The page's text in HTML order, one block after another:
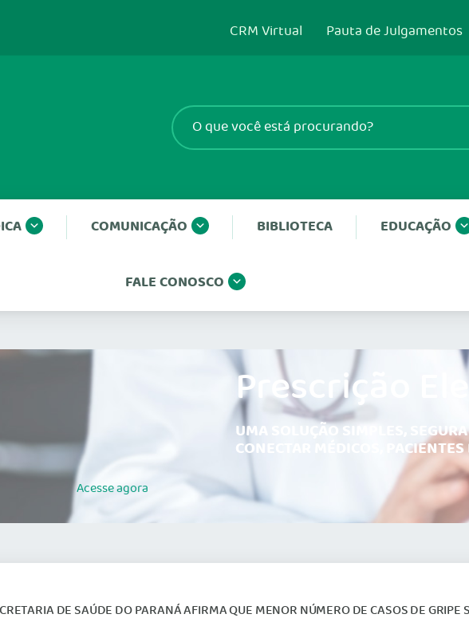
CRM Virtual Pauta de Julgamentos
COMUNICAÇÃO BIBLIOTECA EDUCAÇÃO
FALE CONOSCO
Acesseagora
Prescrição
UMA SOLUÇÃO SIMPLES,
CONECTAR MÉDICOS,
DE SAÚDE DO PARANÁ AFIRMA QUE MENOR NÚMERO DE CASOS DE GRIPE SUÍNA INDICA QUE FASE CRÍTICA